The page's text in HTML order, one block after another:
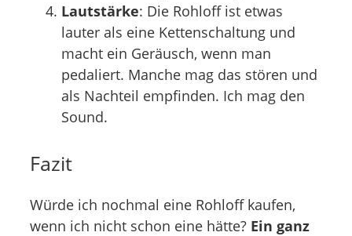
Lautstärke: Die Rohloff ist etwas
lauter als eine Kettenschaltung und
macht ein Geräusch, wenn man
pedaliert. Manche mag das stören und
als Nachteil empfinden. Ich mag den
Sound.
Fazit
Würde ich nochmal eine Rohloff kaufen,
wenn ich nicht schon eine hätte? Ein ganz